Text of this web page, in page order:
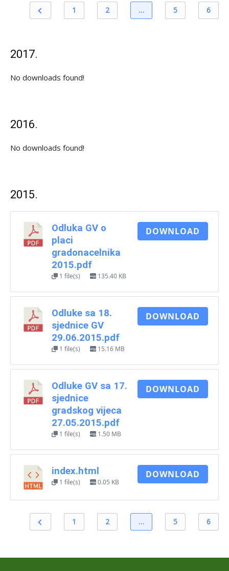
1 2 … 5 6
2017.
No downloads found!
2016.
No downloads found!
2015.
Odluka GV o
placi
gradonacelnika
2015.pdf
1 file(s) 135.40 KB
DOWNLOAD
Odluke sa 18.
sjednice GV
29.06.2015.pdf
1 file(s) 15.16 MB
DOWNLOAD
Odluke GV sa 17.
sjednice
gradskog vijeca
27.05.2015.pdf
1 file(s) 1.50 MB
DOWNLOAD
index.html
1 file(s) 0.05 KB
DOWNLOAD
1 2 … 5 6